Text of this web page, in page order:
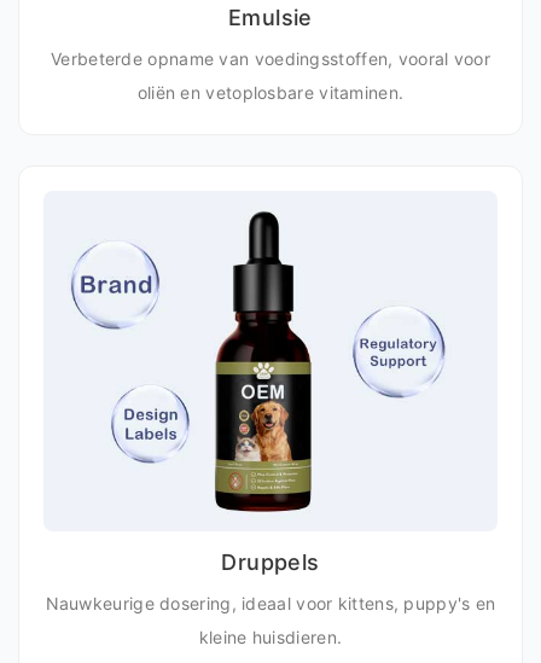
Emulsie
Verbeterde opname van voedingsstoffen, vooral voor
oliën en vetoplosbare vitaminen.
Druppels
Nauwkeurige dosering, ideaal voor kittens, puppy's en
kleine huisdieren.